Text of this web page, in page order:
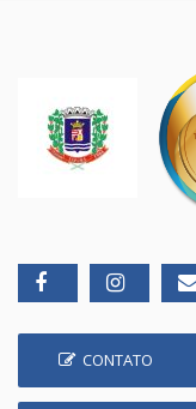
CONTATO